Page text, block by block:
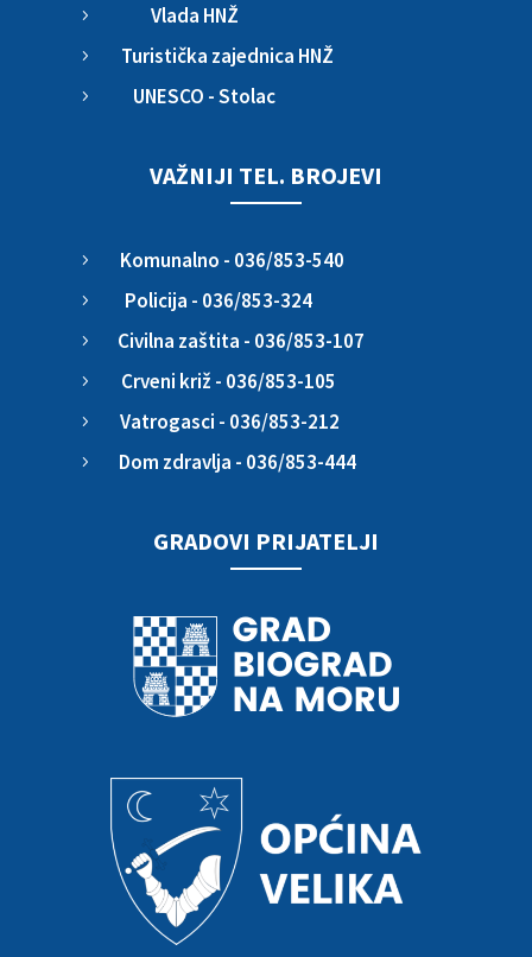
5 Vlada HNŽ
5 Turistička zajednica HNŽ
5 UNESCO - Stolac
VAŽNIJI TEL. BROJEVI
5 Komunalno - 036/853-540
5 Policija - 036/853-324
5 Civilna zaštita - 036/853-107
5 Crveni križ - 036/853-105
5 Vatrogasci - 036/853-212
5 Dom zdravlja - 036/853-444
GRADOVI PRIJATELJI